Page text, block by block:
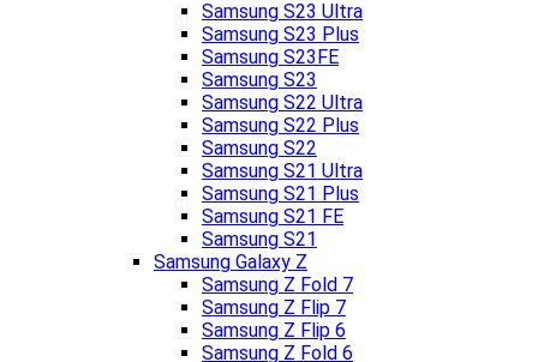
Samsung S23 Ultra
Samsung S23 Plus
Samsung S23FE
Samsung S23
Samsung S22 Ultra
Samsung S22 Plus
Samsung S22
Samsung S21 Ultra
Samsung S21 Plus
Samsung S21 FE
Samsung S21
Samsung Galaxy Z
Samsung Z Fold 7
Samsung Z Flip 7
Samsung Z Flip 6
Samsung Z Fold 6